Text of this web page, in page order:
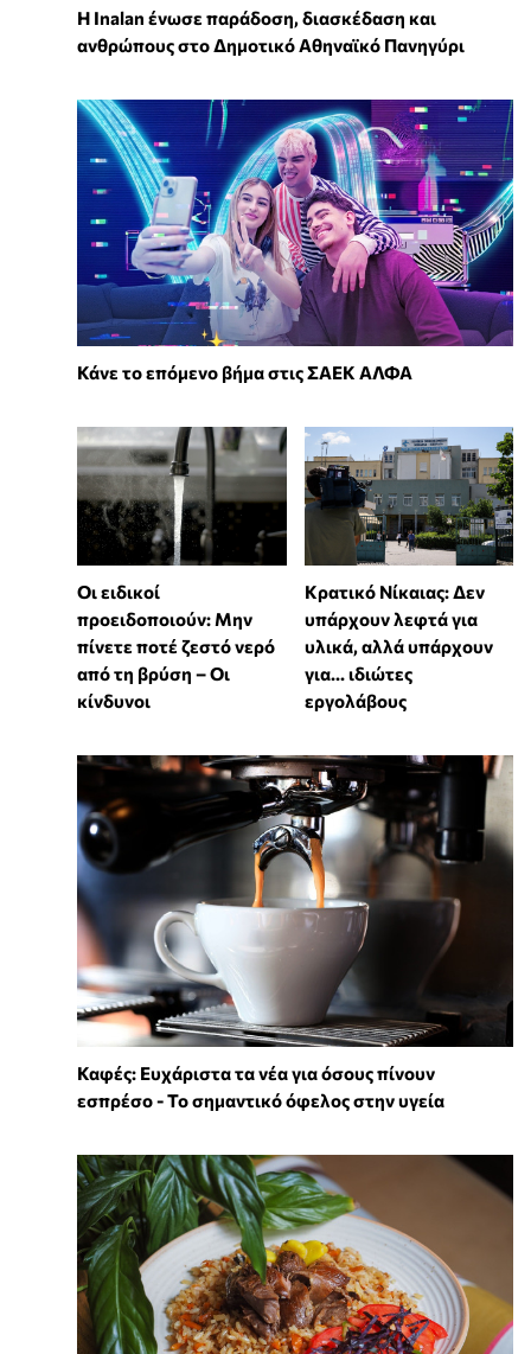
Η Inalan ένωσε παράδοση, διασκέδαση και
ανθρώπους στο Δημοτικό Αθηναϊκό Πανηγύρι
Κάνε το επόμενο βήμα στις ΣΑΕΚ ΑΛΦΑ
Οι ειδικοί
προειδοποιούν: Μην
πίνετε ποτέ ζεστό νερό
από τη βρύση – Οι
κίνδυνοι
Κρατικό Νίκαιας: Δεν
υπάρχουν λεφτά για
υλικά, αλλά υπάρχουν
για... ιδιώτες
εργολάβους
Καφές: Ευχάριστα τα νέα για όσους πίνουν
εσπρέσο - Το σημαντικό όφελος στην υγεία